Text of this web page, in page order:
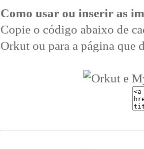
Como usar ou inserir as
Copie o código abaixo de
Orkut ou para a página que